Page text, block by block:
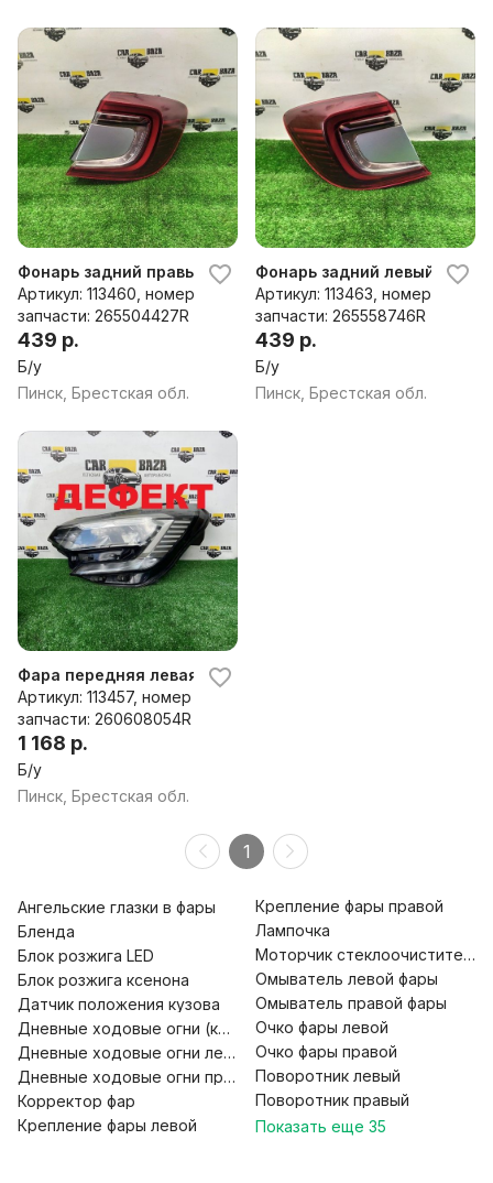
Фонарь задний правый к Renault Captur
Артикул: 113460, номер
запчасти: 265504427R
439 р.
Б/у
Пинск, Брестская обл.
Фонарь задний левый к
Артикул: 113463, номер
запчасти: 265558746R
439 р.
Б/у
Пинск, Брестская обл.
Фара передняя левая к Renault Captur
Артикул: 113457, номер
запчасти: 260608054R
1 168 р.
Б/у
Пинск, Брестская обл.
1
Ангельские глазки в фары
Бленда
Блок розжига LED
Блок розжига ксенона
Датчик положения кузова
Дневные ходовые огни (комплект)
Дневные ходовые огни левые
Дневные ходовые огни правые
Корректор фар
Крепление фары левой
Крепление фары правой
Лампочка
Моторчик стеклоочистителя
Омыватель левой фары
Омыватель правой фары
Очко фары левой
Очко фары правой
Поворотник левый
Поворотник правый
Показать еще 35